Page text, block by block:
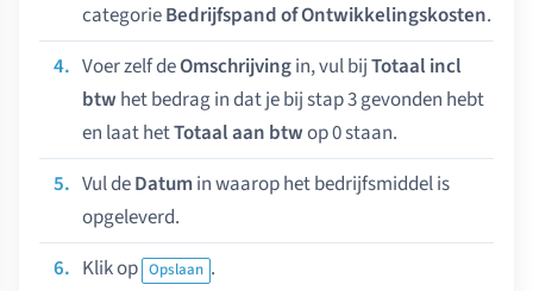
categorieBedrijfspand of Ontwikkelingskosten.
Voer zelf deOmschrijvingin, vul bijTotaal incl
btw het bedrag in dat je bij stap 3 gevonden hebt
en laat hetTotaal aan btwop 0 staan.
Vul deDatumin waarop het bedrijfsmiddel is
opgeleverd.
Klik op Opslaan .